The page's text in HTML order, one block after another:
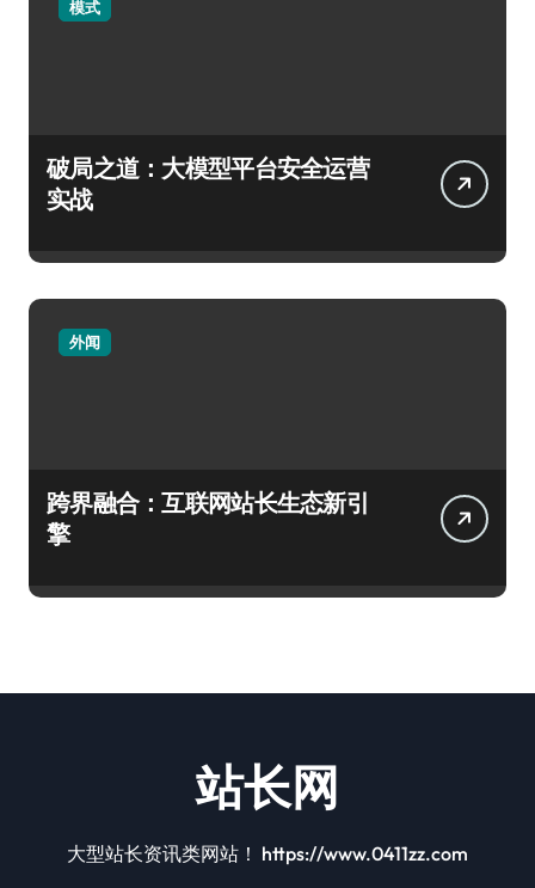
模式
破局之道：大模型平台安全运营
实战
外闻
跨界融合：互联网站长生态新引
擎
站长网
大型站长资讯类网站！ https://www.0411zz.com